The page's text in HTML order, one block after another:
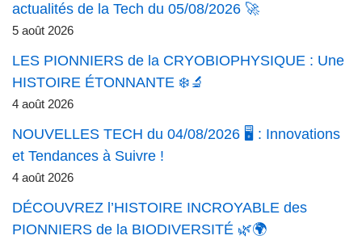
actualités de la Tech du 05/08/2026 🚀
5 août 2026
LES PIONNIERS de la CRYOBIOPHYSIQUE : Une
HISTOIRE ÉTONNANTE ❄️🔬
4 août 2026
NOUVELLES TECH du 04/08/2026 🖥️ : Innovations
et Tendances à Suivre !
4 août 2026
DÉCOUVREZ l’HISTOIRE INCROYABLE des
PIONNIERS de la BIODIVERSITÉ 🌿🌍